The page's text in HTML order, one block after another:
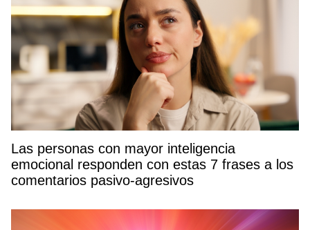
Las personas con mayor inteligencia
emocional responden con estas 7 frases a los
comentarios pasivo-agresivos